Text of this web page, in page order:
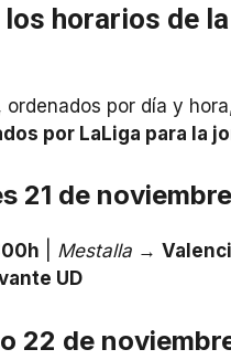
horarios de
ordenados por día y
por LaLiga para la
21 de noviembre
Mestalla →
UD
22 de